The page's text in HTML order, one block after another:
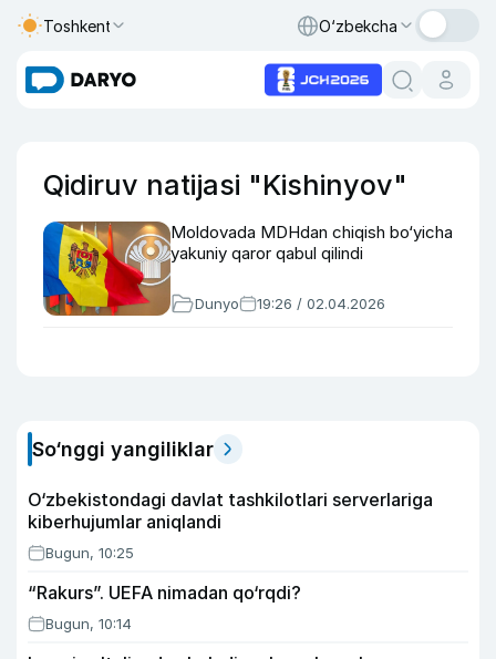
Toshkent O‘zbekcha
Qidiruv natijasi "Kishinyov"
Moldovada MDHdan chiqish bo‘yicha
yakuniy qaror qabul qilindi
Dunyo 19:26 / 02.04.2026
So‘nggi yangiliklar
O‘zbekistondagi davlat tashkilotlari serverlariga
kiberhujumlar aniqlandi
Bugun, 10:25
“Rakurs”. UEFA nimadan qo‘rqdi?
Bugun, 10:14